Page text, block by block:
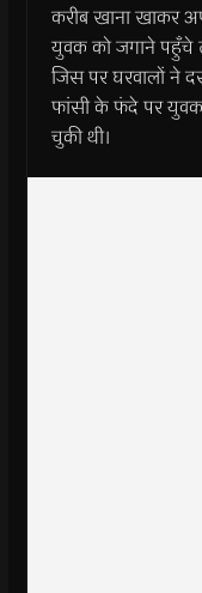
करीब खाना खाकर
युवक को जगाने पहुँचे
जिस पर घरवालों ने
फांसी के फंदे पर युवक
चुकी थी।